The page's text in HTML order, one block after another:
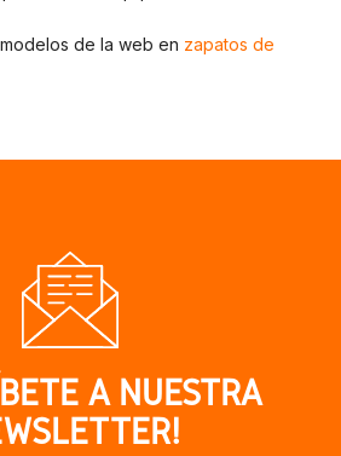
de la web en zapatos de
A NUESTRA